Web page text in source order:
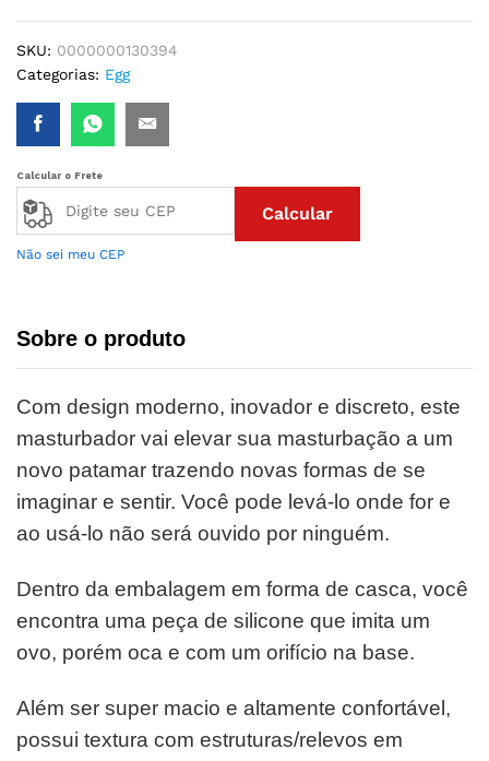
SKU: 0000000130394
Categorias: Egg
Calcular o Frete
Calcular
Não sei meu CEP
Sobre o produto
Com design moderno, inovador e discreto, este
masturbador vai elevar sua masturbação a um
novo patamar trazendo novas formas de se
imaginar e sentir. Você pode levá-lo onde for e
ao usá-lo não será ouvido por ninguém.
Dentro da embalagem em forma de casca, você
encontra uma peça de silicone que imita um
ovo, porém oca e com um orifício na base.
Além ser super macio e altamente confortável,
possui textura com estruturas/relevos em